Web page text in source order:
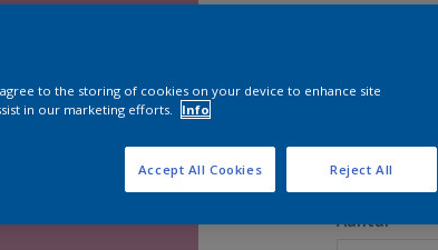
500 ML
Aantal
agree to the storing of cookies on your device to enhance site
in our marketing efforts.
Info
Reject All
Accept All Cookies